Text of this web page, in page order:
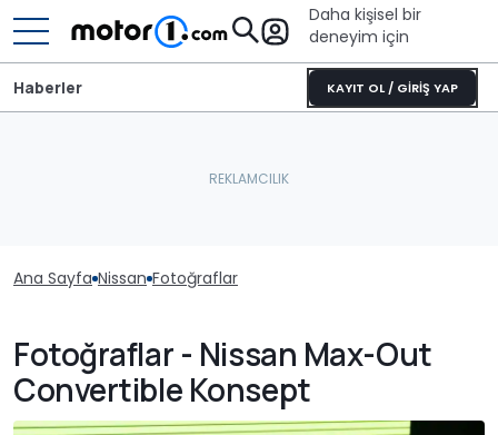
Daha kişisel bir
deneyim için
KAYIT OL / GİRİŞ YAP
Haberler
Ana Sayfa Nissan Fotoğraflar
Fotoğraflar - Nissan Max-Out
Convertible Konsept